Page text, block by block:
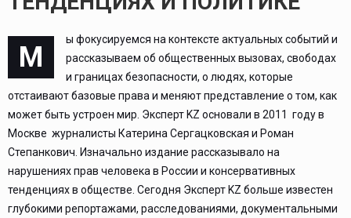
М
ы фокусируемся на контексте актуальных событий и
рассказываем об общественных вызовах, свободах
и границах безопасности, о людях, которые
отстаивают базовые права и меняют представление о том, как
может быть устроен мир. Эксперт KZ основали в 2011 году в
Москве журналисты Катерина Сергацковская и Роман
Степанкович. Изначально издание рассказывало на
нарушениях прав человека в России и консервативных
тенденциях в обществе. Сегодня Эксперт KZ больше известен
глубокими репортажами, расследованиями, документальными